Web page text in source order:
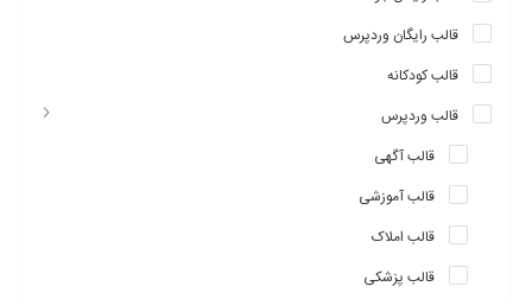
قالب رایگان وردپرس
قالب کودکانه
قالب وردپرس
قالب آگهی
قالب آموزشی
قالب املاک
قالب پزشکی